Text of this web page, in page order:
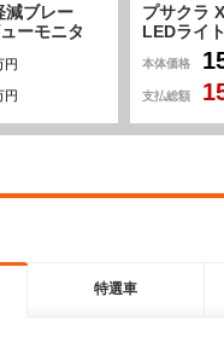
正ナビ ETC
ンドビュー
万円
万円
プサクラ
本体価格
支払総額
特選車